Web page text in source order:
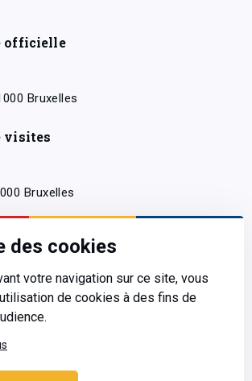
des cookies
votre navigation sur ce site, vous
de cookies à des fins de
officielle
Bruxelles
visites
Bruxelles